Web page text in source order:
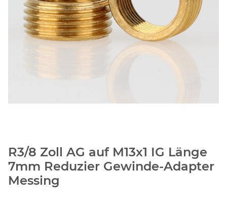
R3/8 Zoll AG auf M13x1 IG Länge
7mm Reduzier Gewinde-Adapter
Messing